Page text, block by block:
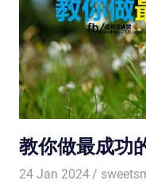
教你做最成功
24 Jan 2024